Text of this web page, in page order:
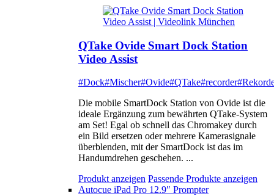
QTake Ovide Smart Dock Station
Video Assist
#Dock#Mischer#Ovide#QTake#recorder
Die mobile SmartDock Station von Ovide ist die
ideale Ergänzung zum bewährten QTake-System
am Set! Egal ob schnell das Chromakey durch
ein Bild ersetzen oder mehrere Kamerasignale
überblenden, mit der SmartDock ist das im
Handumdrehen geschehen. ...
Produkt anzeigen Passende Produkte anzeigen
Autocue iPad Pro 12.9″ Prompter